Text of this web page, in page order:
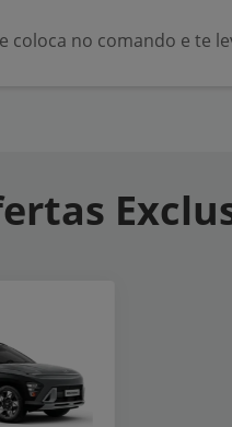
no comando e te